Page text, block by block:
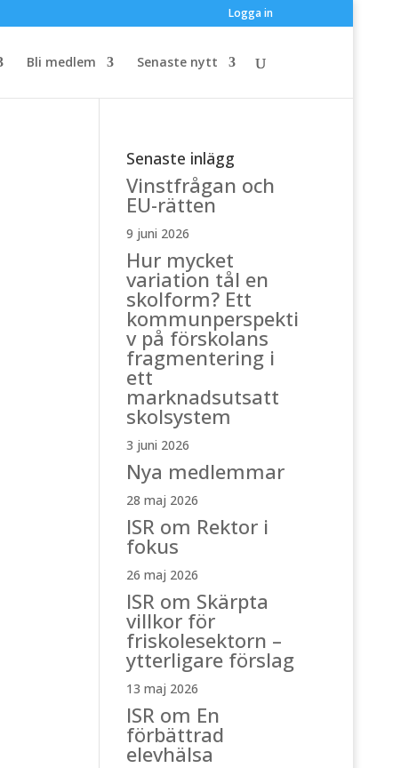
Logga in
Bli medlem Senaste nytt
Senaste inlägg
Vinstfrågan och
EU-rätten
9 juni 2026
Hur mycket
variation tål en
skolform? Ett
kommunperspekti
v på förskolans
fragmentering i
ett
marknadsutsatt
skolsystem
3 juni 2026
Nya medlemmar
28 maj 2026
ISR om Rektor i
fokus
26 maj 2026
ISR om Skärpta
villkor för
friskolesektorn –
ytterligare förslag
13 maj 2026
ISR om En
förbättrad
elevhälsa